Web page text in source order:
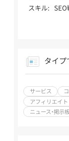
アフ
様）
ケテ
テ
アパ
エン
/ 飲
スト
福祉
康・
スキル
ーカ
大規
ナル
サ
ータ
タイプ
サービス
アフィリエイト
ニュース・掲示